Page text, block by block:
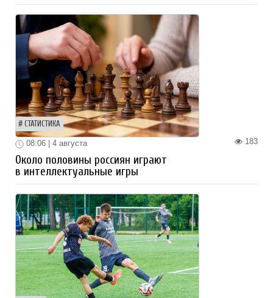
СТАТИСТИКА
183
08:06 | 4 августа
Около половины россиян играют
в интеллектуальные игры